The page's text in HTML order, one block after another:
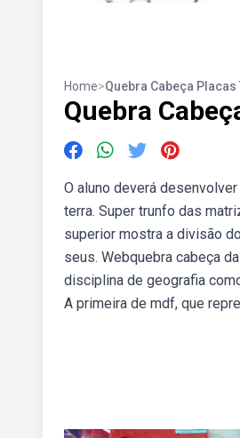
Home>Quebra Cabeça
Quebra
O aluno deverá
terra. Super trunfo das
superior mostra a divisão
seus. Webquebra cabeça
disciplina de geografia
A primeira de mdf, que